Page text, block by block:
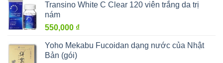
Transino White C Clear 120 viên trắng da trị
nám
550,000 ₫
Yoho Mekabu Fucoidan dạng nước của Nhật
Bản (gói)